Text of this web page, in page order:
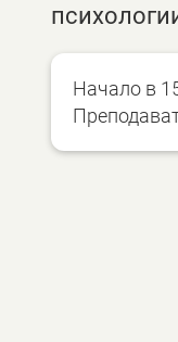
Начало в